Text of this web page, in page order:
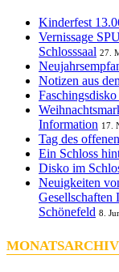
Kinderfest
Vernissage
Schlosssaal 27.
Notizen aus
Information 17.
Tag des
Ein Schloss
Disko im
Neuigkeiten
Gesellschaften
Schönefeld 8.
MONATSARCHIV